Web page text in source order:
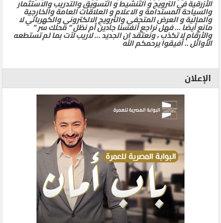
الأزرقية في الترويج و التنشيط و التسويق والتدريب والاستثمار
والسياحة المستدامة و الاعلام و العلاقات العامة والخارجية
والمالية و العرض المتحفي والترويج الالكتروني والكهربائي لا
مانع أيضا … فهل نراجع أنفسنا جادين أم نظل ” محلك سر ”
والأرقام لا تكذب ، ونعتقد ان الجديد … لاريب لآت بما لم تستطعه
الأوائل .. أفيقوا يرحمكم الله
الإعلان